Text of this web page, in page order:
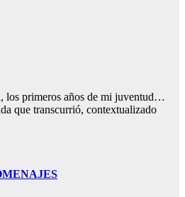
los primeros años de mi juventud…
que transcurrió, contextualizado